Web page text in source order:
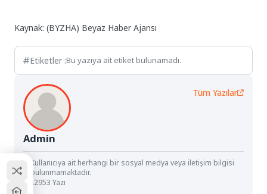
Kaynak: (BYZHA) Beyaz Haber Ajansı
Etiketler :Bu yazıya ait etiket bulunamadı.
Admin
Tüm Yazılar
Kullanıcıya ait herhangi bir sosyal medya veya iletişim bilgisi
bulunmamaktadır.
22953 Yazı